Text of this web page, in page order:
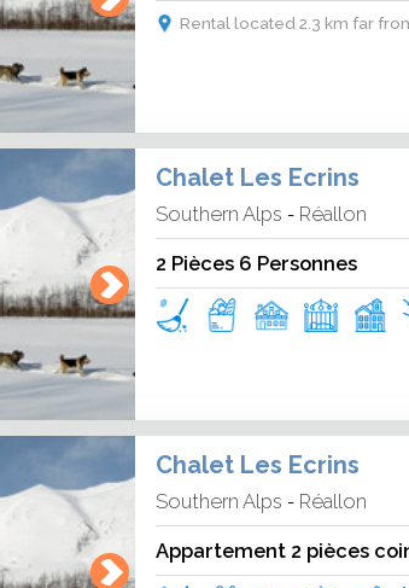
Rental located 2.3 km far
Chalet Les Ecrins
Southern Alps - Réallon
2 Pièces 6 Personnes
Chalet Les Ecrins
Southern Alps - Réallon
Appartement 2 pièces